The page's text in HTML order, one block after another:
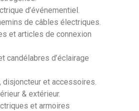
d’événementiel.
de câbles électriques.
et articles de connexion
candélabres d’éclairage
disjoncteur et accessoires.
& extérieur.
et armoires